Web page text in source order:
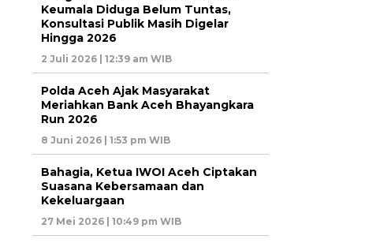
Keumala Diduga Belum Tuntas,
Konsultasi Publik Masih Digelar
Hingga 2026
2 Juli 2026 | 12:39 am WIB
Polda Aceh Ajak Masyarakat
Meriahkan Bank Aceh Bhayangkara
Run 2026
8 Juni 2026 | 1:53 pm WIB
Bahagia, Ketua IWOI Aceh Ciptakan
Suasana Kebersamaan dan
Kekeluargaan
27 Mei 2026 | 10:49 pm WIB